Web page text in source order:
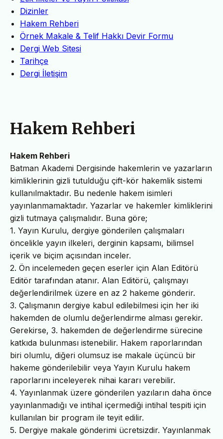
Dizinler
Hakem Rehberi
Örnek Makale & Telif Hakkı Devir Formu
Dergi Web Sitesi
Tarihçe
Dergi İletişim
Hakem Rehberi
Hakem Rehberi
Batman Akademi Dergisinde hakemlerin ve yazarların
kimliklerinin gizli tutulduğu çift-kör hakemlik sistemi
kullanılmaktadır. Bu nedenle hakem isimleri
yayınlanmamaktadır. Yazarlar ve hakemler kimliklerini
gizli tutmaya çalışmalıdır. Buna göre;
1. Yayın Kurulu, dergiye gönderilen çalışmaları
öncelikle yayın ilkeleri, derginin kapsamı, bilimsel
içerik ve biçim açısından inceler.
2. Ön incelemeden geçen eserler için Alan Editörü
Editör tarafından atanır. Alan Editörü, çalışmayı
değerlendirilmek üzere en az 2 hakeme gönderir.
3. Çalışmanın dergiye kabul edilebilmesi için her iki
hakemden de olumlu değerlendirme alması gerekir.
Gerekirse, 3. hakemden de değerlendirme sürecine
katkıda bulunması istenebilir. Hakem raporlarından
biri olumlu, diğeri olumsuz ise makale üçüncü bir
hakeme gönderilebilir veya Yayın Kurulu hakem
raporlarını inceleyerek nihai kararı verebilir.
4. Yayınlanmak üzere gönderilen yazıların daha önce
yayınlanmadığı ve intihal içermediği intihal tespiti için
kullanılan bir program ile teyit edilir.
5. Dergiye makale gönderimi ücretsizdir. Yayınlanmak